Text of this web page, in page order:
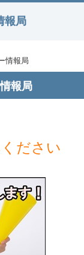
報局
情報局
報局
ださい